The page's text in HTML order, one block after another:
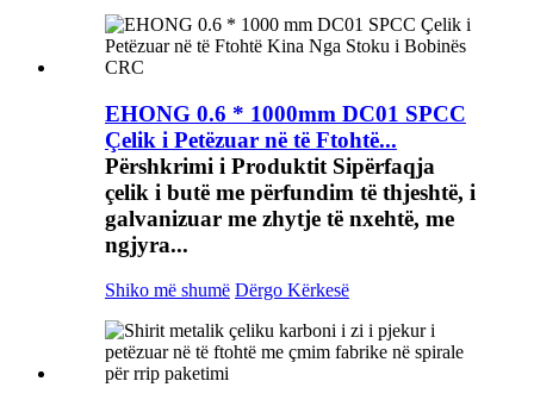
EHONG 0.6 * 1000mm DC01 SPCC
Çelik i Petëzuar në të Ftohtë...
Përshkrimi i Produktit Sipërfaqja
çelik i butë me përfundim të thjeshtë, i
galvanizuar me zhytje të nxehtë, me
ngjyra...
Shiko më shumë Dërgo Kërkesë